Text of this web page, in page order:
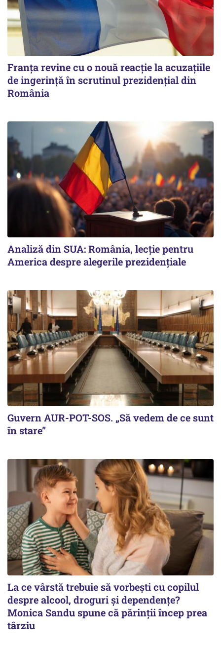
Franța revine cu o nouă reacție la acuzațiile
de ingerință în scrutinul prezidențial din
România
Analiză din SUA: România, lecție pentru
America despre alegerile prezidențiale
Guvern AUR-POT-SOS. „Să vedem de ce sunt
în stare”
La ce vârstă trebuie să vorbești cu copilul
despre alcool, droguri și dependențe?
Monica Sandu spune că părinții încep prea
târziu